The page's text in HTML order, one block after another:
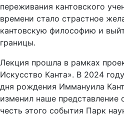
переживания кантовского
времени стало страстное
кантовскую философию и
границы.
Лекция прошла в рамках
Искусство Канта». В 2024
дня рождения Иммануила
изменил наше представление
честь этого события Парк